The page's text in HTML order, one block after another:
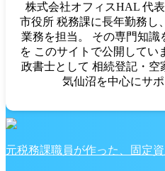
株式会社オフィスHAL 代
市役所 税務課に長年勤務し
業務を担当。 その専門知
を このサイトで公開してい
政書士として 相続登記・空
気仙沼を中心にサポ
元税務課職員が作った、固定